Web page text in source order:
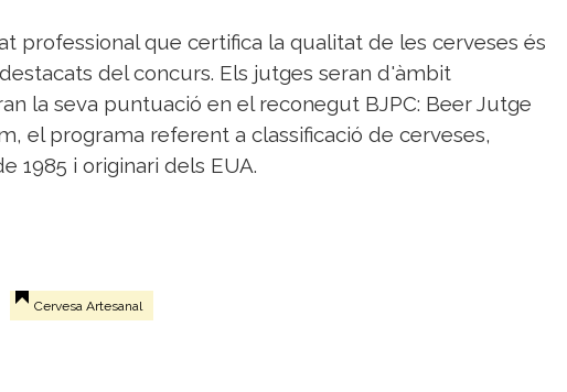
professional que certifica la qualitat de les cerveses és
del concurs. Els jutges seran d'àmbit
la seva puntuació en el reconegut BJPC: Beer Jutge
el programa referent a classificació de cerveses,
1985 i originari dels EUA.
Cervesa Artesanal